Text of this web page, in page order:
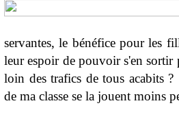
servantes, le bénéfice pour les
leur espoir de pouvoir s'en sortir
loin des trafics de tous acabits
de ma classe se la jouent moins